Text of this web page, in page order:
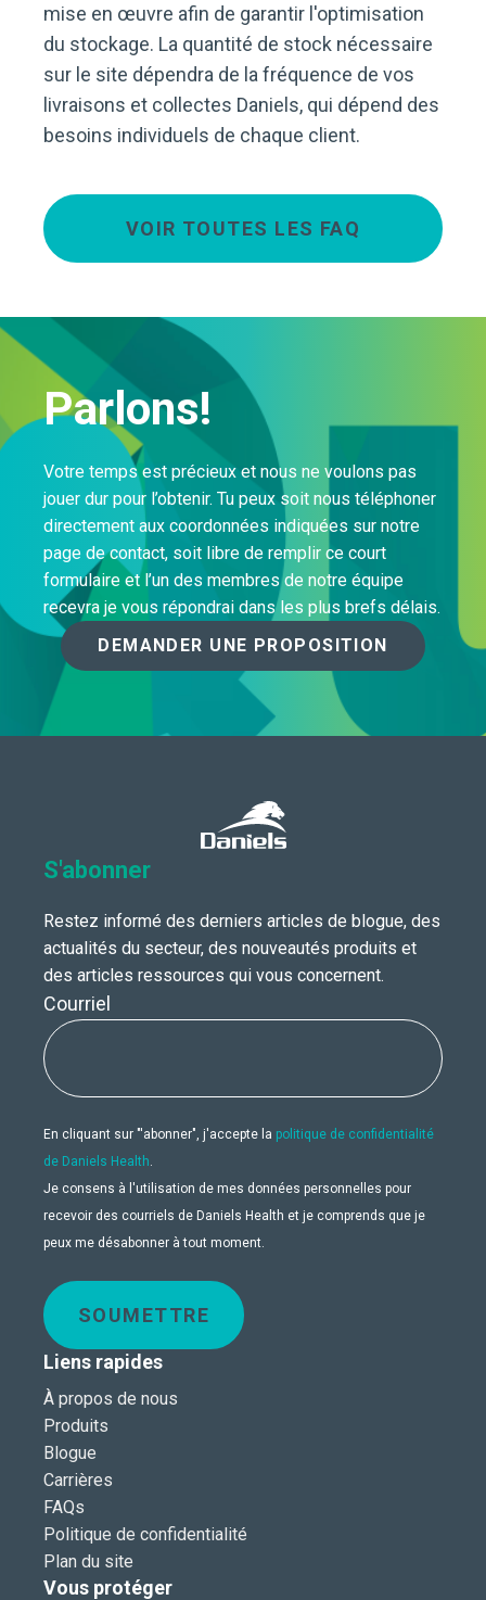
mise en œuvre afin de garantir l'optimisation
du stockage. La quantité de stock nécessaire
sur le site dépendra de la fréquence de vos
livraisons et collectes Daniels, qui dépend des
besoins individuels de chaque client.
VOIR TOUTES LES FAQ
Parlons!
Votre temps est précieux et nous ne voulons pas
jouer dur pour l’obtenir. Tu peux soit nous téléphoner
directement aux coordonnées indiquées sur notre
page de contact, soit libre de remplir ce court
formulaire et l’un des membres de notre équipe
recevra je vous répondrai dans les plus brefs délais.
DEMANDER UNE PROPOSITION
S'abonner
Restez informé des derniers articles de blogue, des
actualités du secteur, des nouveautés produits et
des articles ressources qui vous concernent.
Courriel
En cliquant sur "'abonner", j'accepte la politique de confidentialité
de Daniels Health.
Je consens à l'utilisation de mes données personnelles pour
recevoir des courriels de Daniels Health et je comprends que je
peux me désabonner à tout moment.
SOUMETTRE
Liens rapides
À propos de nous
Produits
Blogue
Carrières
FAQs
Politique de confidentialité
Plan du site
Vous protéger